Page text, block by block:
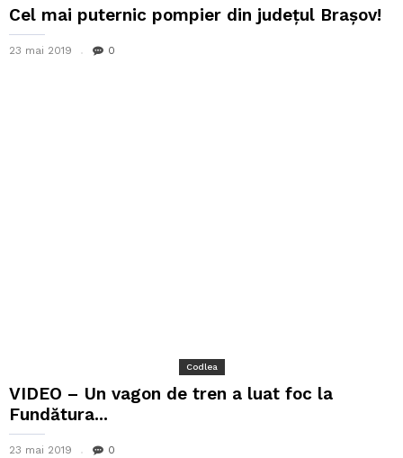
Cel mai puternic pompier din județul Brașov!
23 mai 2019 0
Codlea
VIDEO – Un vagon de tren a luat foc la
Fundătura...
23 mai 2019 0